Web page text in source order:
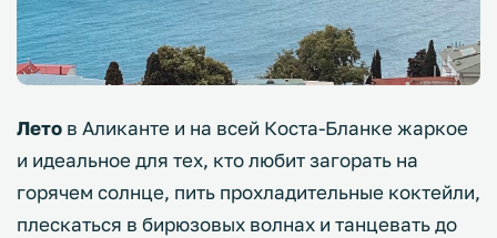
Лето в Аликанте и на всей Коста-Бланке жаркое
и идеальное для тех, кто любит загорать на
горячем солнце, пить прохладительные коктейли,
плескаться в бирюзовых волнах и танцевать до